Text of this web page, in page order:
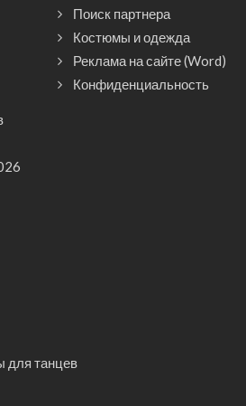
Поиск партнера
Костюмы и одежда
Реклама на сайте (Word)
Конфиденциальность
для танцев